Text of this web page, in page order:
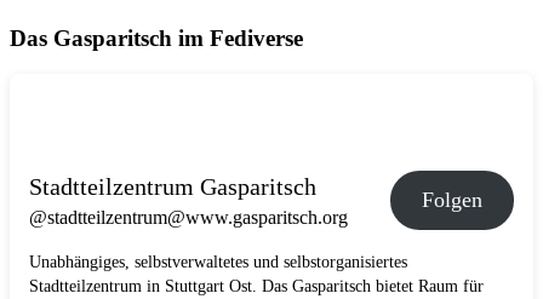
Das Gasparitsch im Fediverse
Stadtteilzentrum Gasparitsch
@stadtteilzentrum@www.gasparitsch.org
Folgen
Unabhängiges, selbstverwaltetes und selbstorganisiertes
Stadtteilzentrum in Stuttgart Ost. Das Gasparitsch bietet Raum für